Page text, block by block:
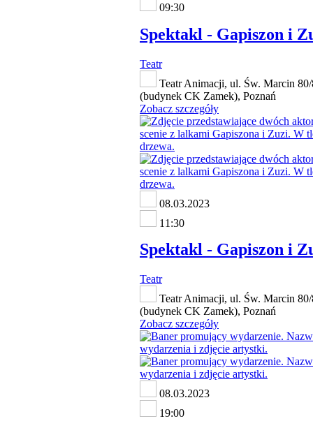
09:30
Spektakl - Gapiszon i
Teatr
Teatr Animacji, ul. Św. Marcin
(budynek CK Zamek), Poznań
Zobacz szczegóły
08.03.2023
11:30
Spektakl - Gapiszon i
Teatr
Teatr Animacji, ul. Św. Marcin
(budynek CK Zamek), Poznań
Zobacz szczegóły
08.03.2023
19:00